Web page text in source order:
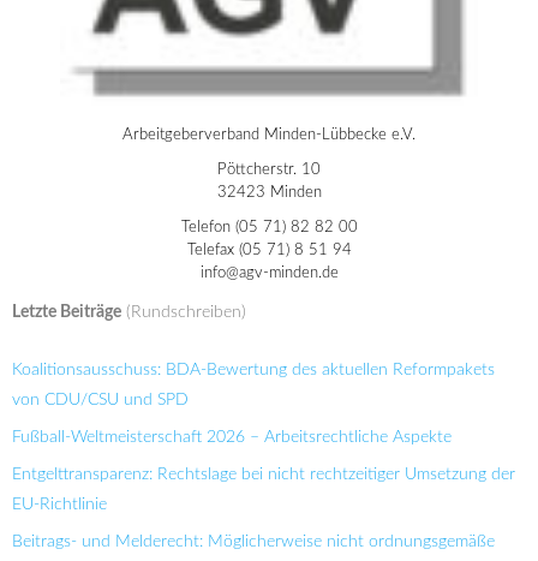
Arbeitgeberverband Minden-Lübbecke e.V.
Pöttcherstr. 10
32423 Minden
Telefon (05 71) 82 82 00
Telefax (05 71) 8 51 94
info@agv-minden.de
Letzte Beiträge (Rundschreiben)
Koalitionsausschuss: BDA-Bewertung des aktuellen Reformpakets
von CDU/CSU und SPD
Fußball-Weltmeisterschaft 2026 – Arbeitsrechtliche Aspekte
Entgelttransparenz: Rechtslage bei nicht rechtzeitiger Umsetzung der
EU-Richtlinie
Beitrags- und Melderecht: Möglicherweise nicht ordnungsgemäße